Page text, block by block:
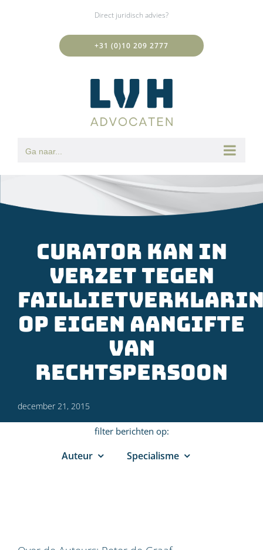
Direct juridisch advies?
+31 (0)10 209 2777
Ga naar...
Curator kan in
verzet tegen
op eigen aangifte
van
rechtspersoon
december 21, 2015
filter berichten op:
Auteur Specialisme